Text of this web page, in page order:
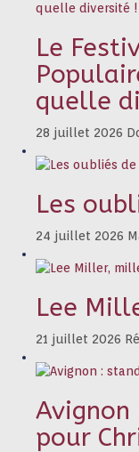
Le
quelle
28 juillet 2026
Les
24 juillet 2026
Lee
21 juillet 2026
pour